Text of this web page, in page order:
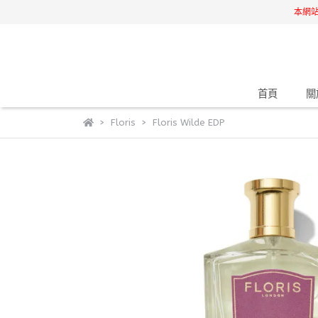
本網
首頁
Floris Floris Wilde EDP